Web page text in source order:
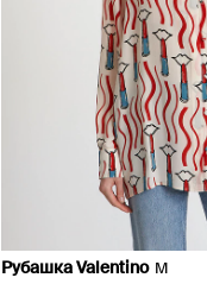
Рубашка Valentino M